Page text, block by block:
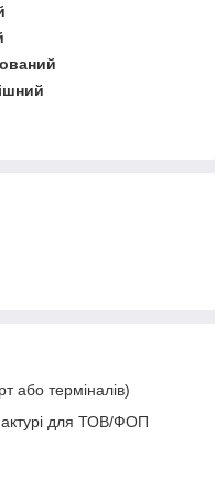
або терміналів)
для ТОВ/ФОП